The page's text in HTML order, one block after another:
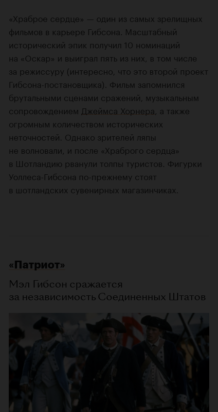
«Храброе сердце» — один из самых зрелищных
фильмов в карьере Гибсона. Масштабный
исторический эпик получил 10 номинаций
на «Оскар» и выиграл пять из них, в том числе
за режиссуру (интересно, что это второй проект
Гибсона-постановщика). Фильм запомнился
брутальными сценами сражений, музыкальным
сопровождением Джеймса Хорнера, а также
огромным количеством исторических
неточностей. Однако зрителей ляпы
не волновали, и после «Храброго сердца»
в Шотландию рванули толпы туристов. Фигурки
Уоллеса-Гибсона по-прежнему стоят
в шотландских сувенирных магазинчиках.
«Патриот»
Мэл Гибсон сражается
за независимость Соединенных Штатов